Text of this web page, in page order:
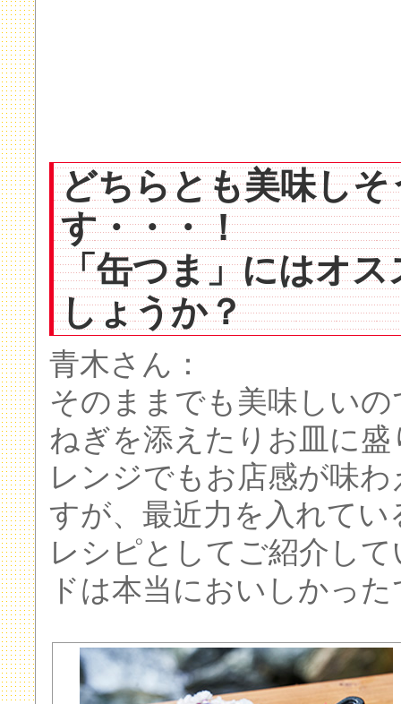
どちらとも美味し
す・・・！
「缶つま」にはオ
しょうか？
青木さん：
そのままでも美味しい
ねぎを添えたりお皿に
レンジでもお店感が味
すが、最近力を入れて
レシピとしてご紹介し
ドは本当においしかっ